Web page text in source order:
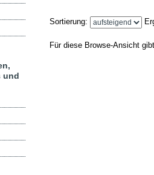
Sortierung:
Für diese Browse-Ansicht
und